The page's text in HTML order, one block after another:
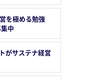
を極める勉強
中
がサステナ経営